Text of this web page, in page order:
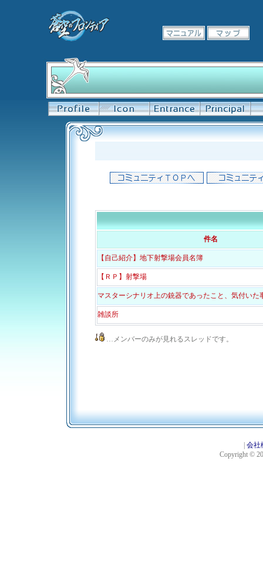
件名
【自己紹介】地下射撃場会員名簿
【ＲＰ】射撃場
マスターシナリオ上の銃器であったこと、気付いた
雑談所
…メンバーのみが見れるスレッドです。
会社
Copyright ©